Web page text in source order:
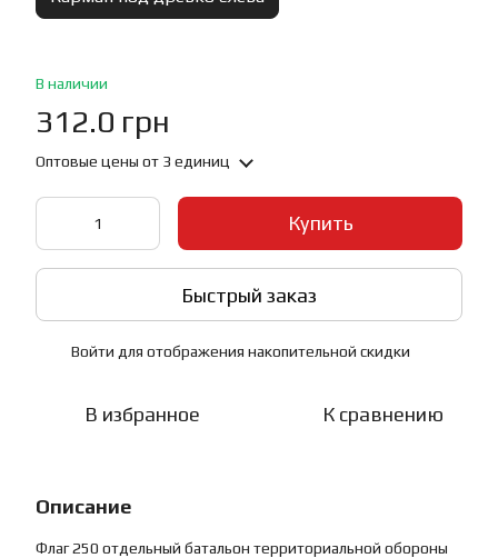
В наличии
312.0 грн
Оптовые цены от 3 единиц
Купить
Быстрый заказ
Войти для отображения накопительной скидки
В избранное К сравнению
Описание
Флаг 250 отдельный батальон территориальной обороны